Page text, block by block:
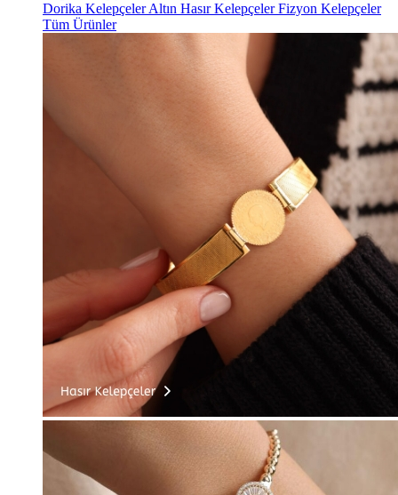
Dorika KelepçelerAltın Hasır KelepçelerFizyon Kelepçeler
Tüm Ürünler